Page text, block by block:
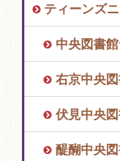
ティーンズ
中央図書
右京中央
伏見中央
醍醐中央